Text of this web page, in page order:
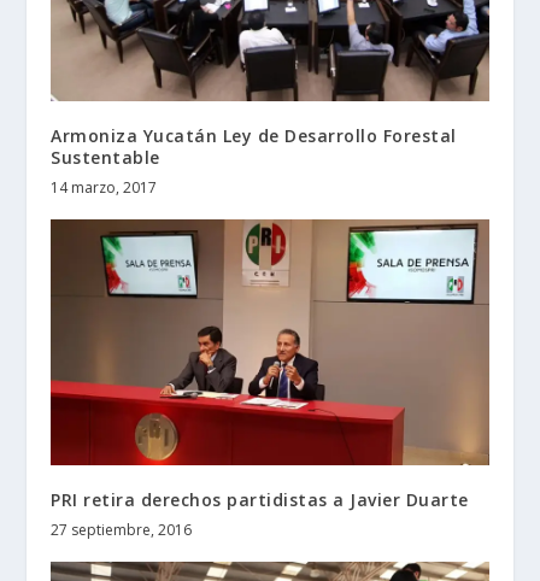
Armoniza Yucatán Ley de Desarrollo Forestal
Sustentable
14 marzo, 2017
PRI retira derechos partidistas a Javier Duarte
27 septiembre, 2016